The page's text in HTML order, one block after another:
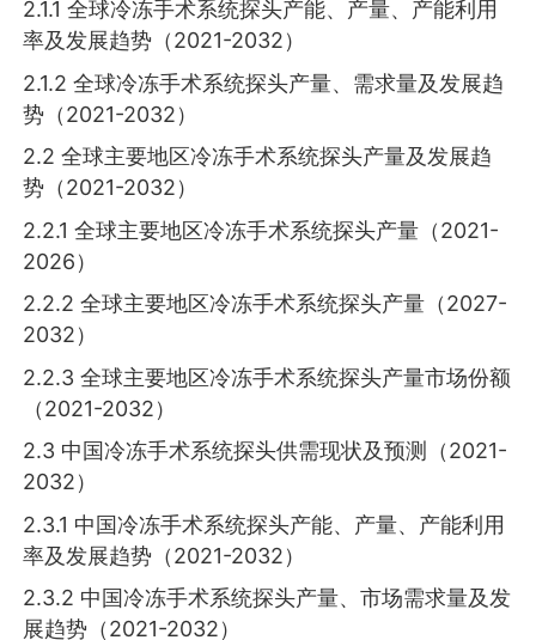
2.1.1 全球冷冻手术系统探头产能、产量、产能利用
率及发展趋势（2021-2032）
2.1.2 全球冷冻手术系统探头产量、需求量及发展趋
势（2021-2032）
2.2 全球主要地区冷冻手术系统探头产量及发展趋
势（2021-2032）
2.2.1 全球主要地区冷冻手术系统探头产量（2021-
2026）
2.2.2 全球主要地区冷冻手术系统探头产量（2027-
2032）
2.2.3 全球主要地区冷冻手术系统探头产量市场份额
（2021-2032）
2.3 中国冷冻手术系统探头供需现状及预测（2021-
2032）
2.3.1 中国冷冻手术系统探头产能、产量、产能利用
率及发展趋势（2021-2032）
2.3.2 中国冷冻手术系统探头产量、市场需求量及发
展趋势（2021-2032）